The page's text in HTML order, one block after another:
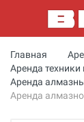
Главная
Аренда техники
Аренда
Аренда